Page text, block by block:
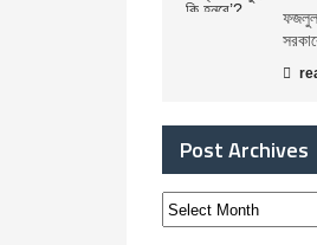
ফজলুল
Post Archives